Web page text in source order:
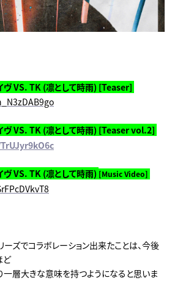
ヴ VS. TK (凛として時雨) [Teaser]
ヴ VS. TK (凛として時雨) [Teaser vol.2]
ヴ VS. TK (凛として時雨) [Music Video]
ズでコラボレーション出来たことは、今後
ど
一層大きな意味を持つようになると思いま